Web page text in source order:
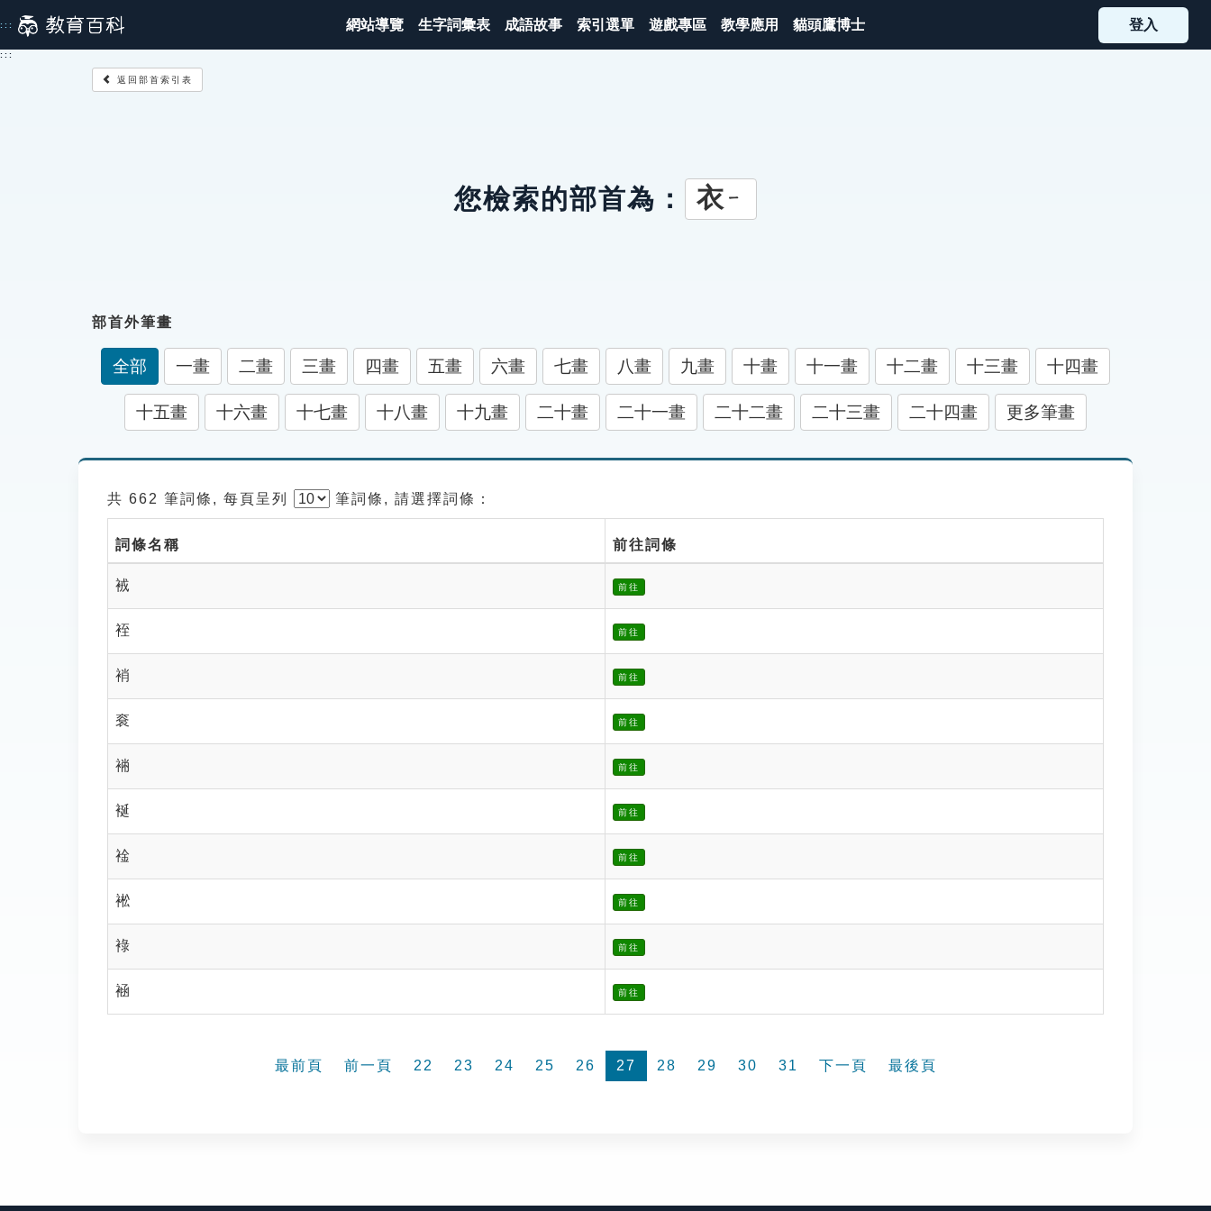
到
主
::: 網站導覽 生字詞彙表 成語故事 索引選單 遊戲專區 教學應用 貓頭鷹博士 登入
:::
返回部首索引表
您檢索的部首為： 衣 ㄧ
部首外筆畫
全部 一畫 二畫 三畫 四畫 五畫 六畫 七畫 八畫 九畫 十畫 十一畫 十二畫 十三畫 十四畫
十五畫 十六畫 十七畫 十八畫 十九畫 二十畫 二十一畫 二十二畫 二十三畫 二十四畫 更多筆畫
共 662 筆詞條, 每頁呈列 筆詞條, 請選擇詞條：
詞條名稱 前往詞條
䘬 前往
䘭 前往
䘯 前往
䘱 前往
䘷 前往
䘰 前往
䘳 前往
䘴 前往
䘵 前往
䘶 前往
最前頁 前一頁 22 23 24 25 26 27 28 29 30 31 下一頁 最後頁